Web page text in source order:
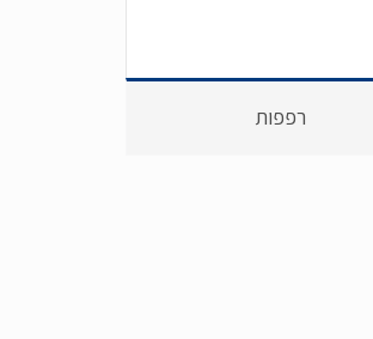
רפפות